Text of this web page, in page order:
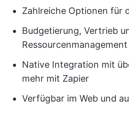
Zahlreiche Optionen für
Budgetierung, Vertrieb
Ressourcenmanagement
Native Integration mit
mehr mit Zapier
Verfügbar im Web und